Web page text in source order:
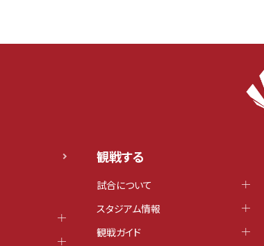
観戦する
試合について
スタジアム情報
観戦ガイド